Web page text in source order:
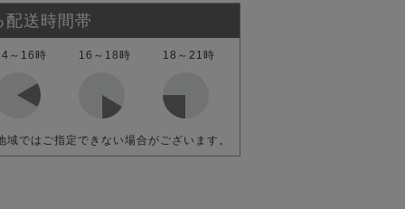
配送時間帯
～16時 16～18時 18～21時
域ではご指定できない場合がございます。